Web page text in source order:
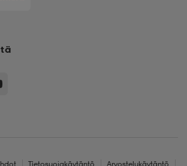
Tietosuojakäytäntö Arvostelukäytäntö